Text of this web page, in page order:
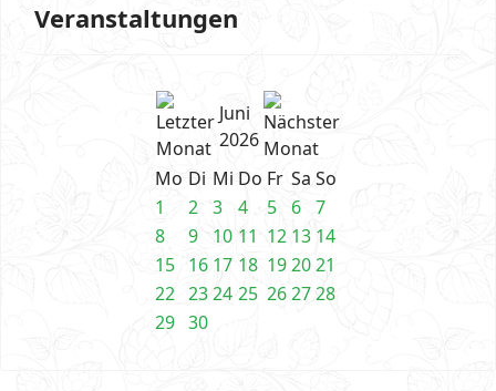
Veranstaltungen
Juni
2026
Mo Di Mi Do Fr Sa So
1
2 3 4 5 6 7
8
9 10 11 12 13 14
15 16 17 18 192021
22 2324 25 262728
29 30